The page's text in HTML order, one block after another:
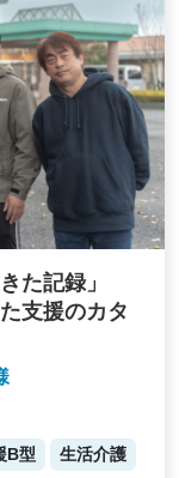
た記録」
支援のカタ
B型
生活介護